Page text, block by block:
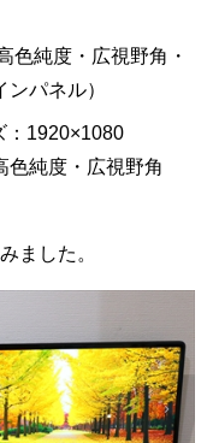
色純度・広視野角・
パネル）
：1920×1080
色純度・広視野角
ました。